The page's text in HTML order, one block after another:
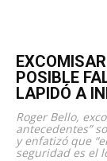
POSIBLE
LAPIDÓ A
Roger Bello,
antecedentes”
y enfatizó que
seguridad es el